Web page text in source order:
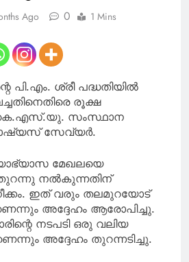
Ago 0 1 Mins
പി.എം. ശ്രീ പദ്ധതിയില്‍
രൂക്ഷ
കെ.എസ്.യു. സംസ്ഥാന
സേവ്യർ.
മേഖലയെ
നല്‍കുന്നതിന്
ഇത് വരും തലമുറയോട്
അദ്ദേഹം ആരോപിച്ചു.
നടപടി ഒരു വലിയ
അദ്ദേഹം തുറന്നടിച്ചു.